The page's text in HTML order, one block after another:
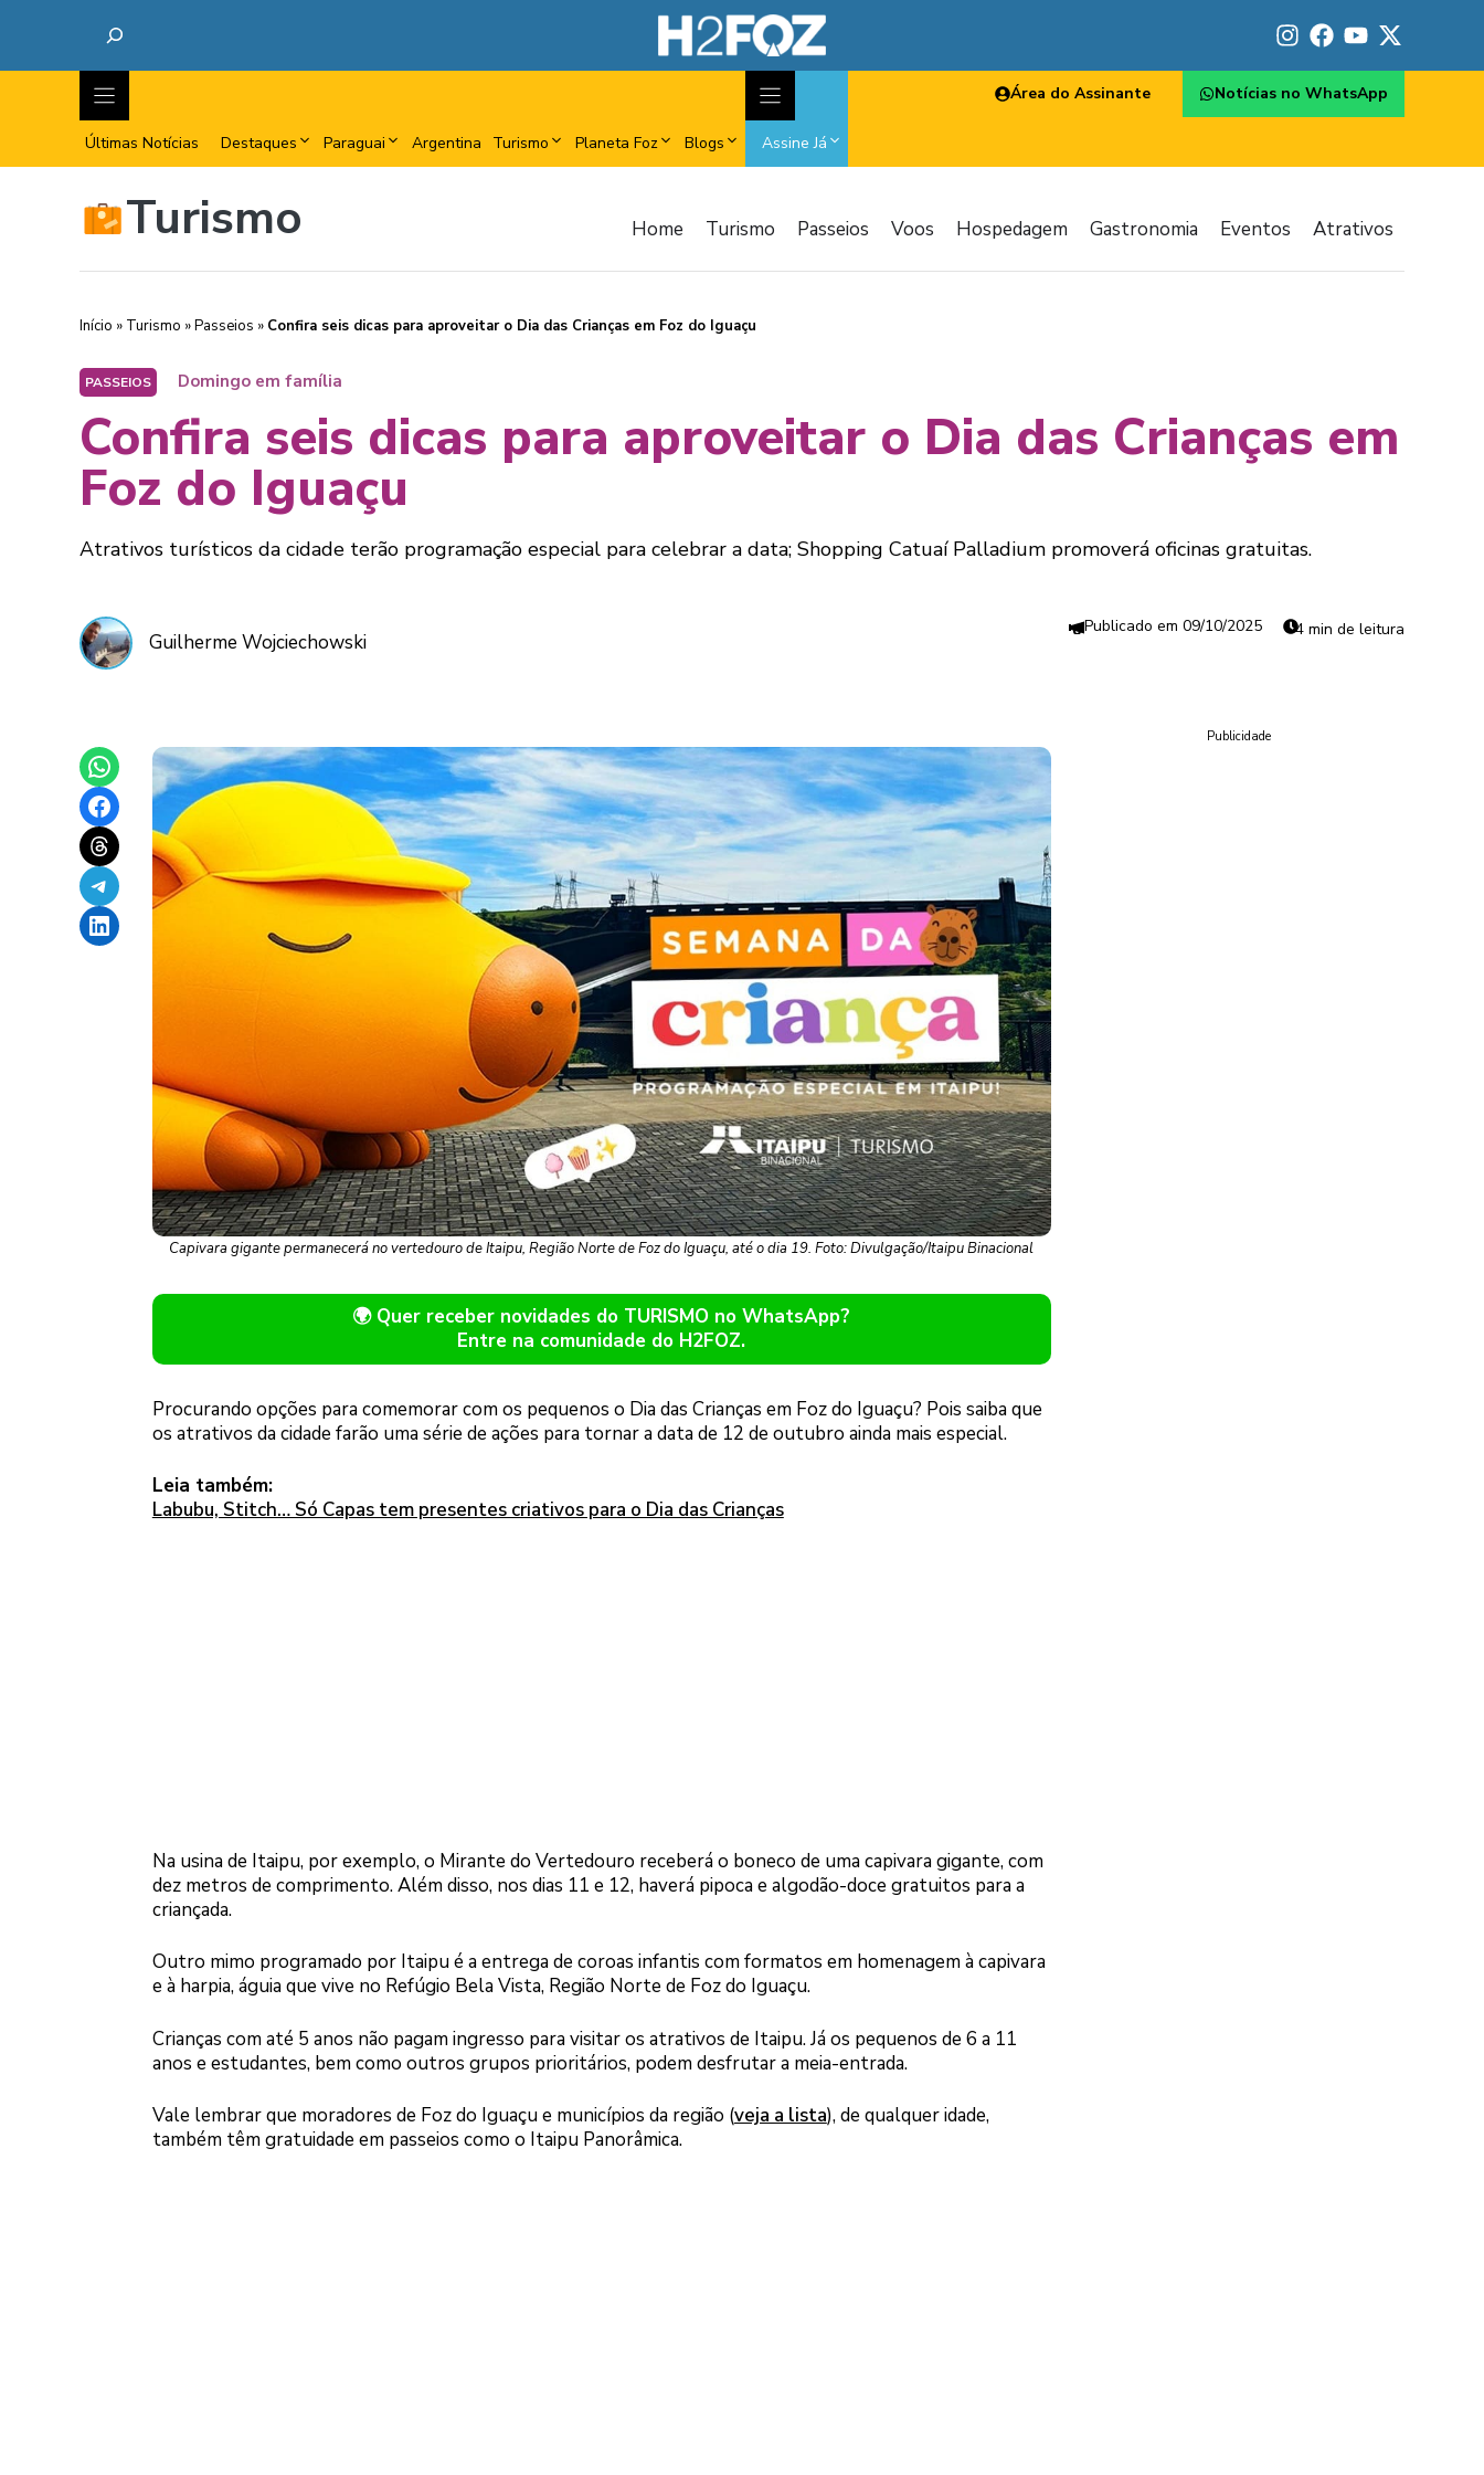
Últimas Notícias Destaques Paraguai Argentina Turismo Planeta Foz Blogs Assine Já
Área do Assinante Notícias no WhatsApp
Turismo Home Turismo Passeios Voos Hospedagem Gastronomia Eventos Atrativos
Início » Turismo »Passeios » Confira seis dicas para aproveitar o Dia das Crianças em Foz do Iguaçu
PASSEIOS Domingo em família
Confira seis dicas para aproveitar o Dia das Crianças em
Foz do Iguaçu
Atrativos turísticos da cidade terão programação especial para celebrar a data; Shopping Catuaí Palladium promoverá oficinas gratuitas.
Guilherme Wojciechowski
09/10/2025 4 min de leitura
Share on WhatsApp
Share on Facebook
Share on Threads
Share on Telegram
Share on LinkedIn
Capivara gigante permanecerá no vertedouro de Itaipu, Região Norte de Foz do Iguaçu, até o dia 19. Foto: Divulgação/Itaipu Binacional
🌍 Quer receber novidades do TURISMO no WhatsApp?
Entre na comunidade do H2FOZ.
Procurando opções para comemorar com os pequenos o Dia das Crianças em Foz do Iguaçu? Pois saiba que
os atrativos da cidade farão uma série de ações para tornar a data de 12 de outubro ainda mais especial.
Leia também:
Labubu, Stitch… Só Capas tem presentes criativos para o Dia das Crianças
Na usina de Itaipu, por exemplo, o Mirante do Vertedouro receberá o boneco de uma capivara gigante, com
dez metros de comprimento. Além disso, nos dias 11 e 12, haverá pipoca e algodão-doce gratuitos para a
criançada.
Outro mimo programado por Itaipu é a entrega de coroas infantis com formatos em homenagem à capivara
e à harpia, águia que vive no Refúgio Bela Vista, Região Norte de Foz do Iguaçu.
Crianças com até 5 anos não pagam ingresso para visitar os atrativos de Itaipu. Já os pequenos de 6 a 11
anos e estudantes, bem como outros grupos prioritários, podem desfrutar a meia-entrada.
Vale lembrar que moradores de Foz do Iguaçu e municípios da região (veja a lista), de qualquer idade,
também têm gratuidade em passeios como o Itaipu Panorâmica.
Publicidade